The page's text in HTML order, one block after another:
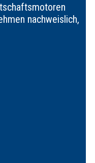
nachweislich,